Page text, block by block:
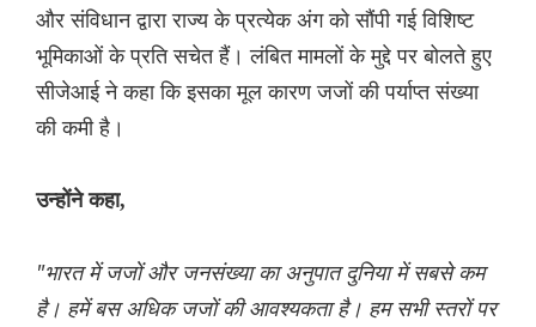
और संविधान द्वारा राज्य के प्रत्येक अंग को सौंपी गई विशिष्ट
भूमिकाओं के प्रति सचेत हैं। लंबित मामलों के मुद्दे पर बोलते हुए
सीजेआई ने कहा कि इसका मूल कारण जजों की पर्याप्त संख्या
की कमी है।
उन्होंने कहा,
"भारत में जजों और जनसंख्या का अनुपात दुनिया में सबसे कम
है। हमें बस अधिक जजों की आवश्यकता है। हम सभी स्तरों पर